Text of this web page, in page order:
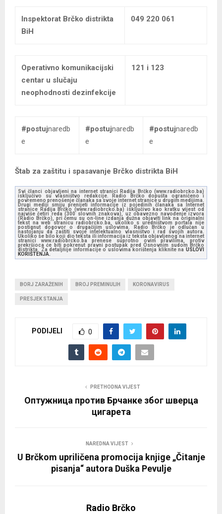
Inspektorat Brčko distrikta
BiH
049 220 061
Operativno komunikacijski
centar u slučaju
neophodnosti dezinfekcije
121 i 123
#postujnaredb
e
#postujnaredb
e
#postujnaredb
e
Štab za zaštitu i spasavanje Brčko distrikta BiH
Svi članci objavljeni na internet stranici Radija Brčko (www.radiobrcko.ba)
isključivo su vlasništvo redakcije. Radio Brčko dopušta ograničeno i
povremeno prenošenje članaka sa svoje internet stranice u drugim medijima.
Drugi mediji smiju prenijeti informacije iz pojedinih članaka sa Internet
stranice Radija Brčko (www.radiobrcko.ba) isključivo kao kratku vijest od
najviše četiri reda (300 slovnih znakova), uz obavezno navođenje izvora
(Radio Brčko), pri čemu su on-line izdanja dužna objaviti link na originalni
tekst na web stranicu radiobrcko.ba, ukoliko s uredništvom portala nije
postignut dogovor o drugačijim uslovima. Radio Brčko je odlučan u
nastojanju da zaštiti svoje intelektualno vlasništvo i rad svojih autora.
Ukoliko se bilo koji dio teksta ili informacija iz teksta objavljenog na internet
stranici www.radiobrcko.ba prenese suprotno ovim pravilima, protiv
prekršioca će biti pokrenut pravni postupak pred Osnovnim sudom Brčko
distrikta. Za detaljnije informacije o uslovima korištenja kliknite na USLOVI
KORIŠTENJA.
BORJ ZARAŽENIH BROJ PREMINULIH KORONAVIRUS
PRESJEK STANJA
PODIJELI 0
PRETHODNA VIJEST
Оптужница против Брчанке због шверца
цигарета
NAREDNA VIJEST
U Brčkom upriličena promocija knjige „Čitanje
pisanja“ autora Duška Pevulje
Radio Brčko